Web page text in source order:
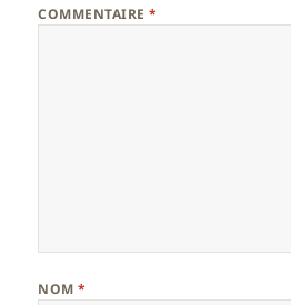
COMMENTAIRE*
NOM*